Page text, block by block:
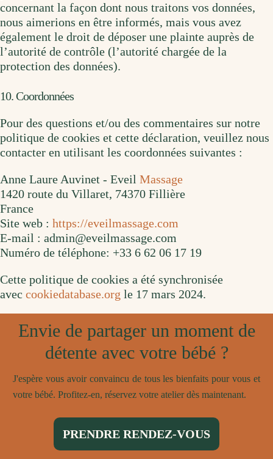
concernant la façon dont nous traitons vos données,
nous aimerions en être informés, mais vous avez
également le droit de déposer une plainte auprès de
l’autorité de contrôle (l’autorité chargée de la
protection des données).
10. Coordonnées
Pour des questions et/ou des commentaires sur notre
politique de cookies et cette déclaration, veuillez nous
contacter en utilisant les coordonnées suivantes :
Anne Laure Auvinet - Eveil Massage
1420 route du Villaret, 74370 Fillière
France
Site web : https://eveilmassage.com
E-mail : admin@eveilmassage.com
Numéro de téléphone: +33 6 62 06 17 19
Cette politique de cookies a été synchronisée
avec cookiedatabase.org le 17 mars 2024.
Envie de partager un moment de
détente avec votre bébé ?
J'espère vous avoir convaincu de tous les bienfaits pour vous et
votre bébé. Profitez-en, réservez votre atelier dès maintenant.
PRENDRE RENDEZ-VOUS